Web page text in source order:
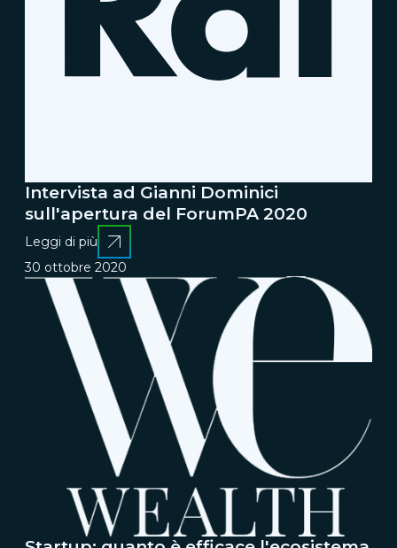
Intervista ad Gianni Dominici
sull'apertura del ForumPA 2020
Leggi di più
30 ottobre 2020